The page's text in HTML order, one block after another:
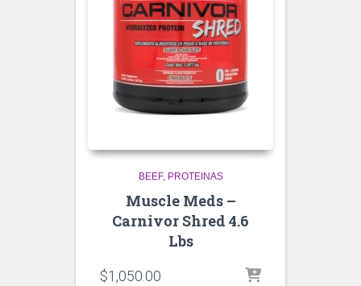
BEEF PROTEINAS
Muscle Meds –
Carnivor Shred 4.6
Lbs
$1,050.00